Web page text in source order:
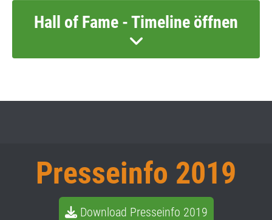
Hall of Fame - Timeline öffnen
Presseinfo 2019
Download Presseinfo 2019